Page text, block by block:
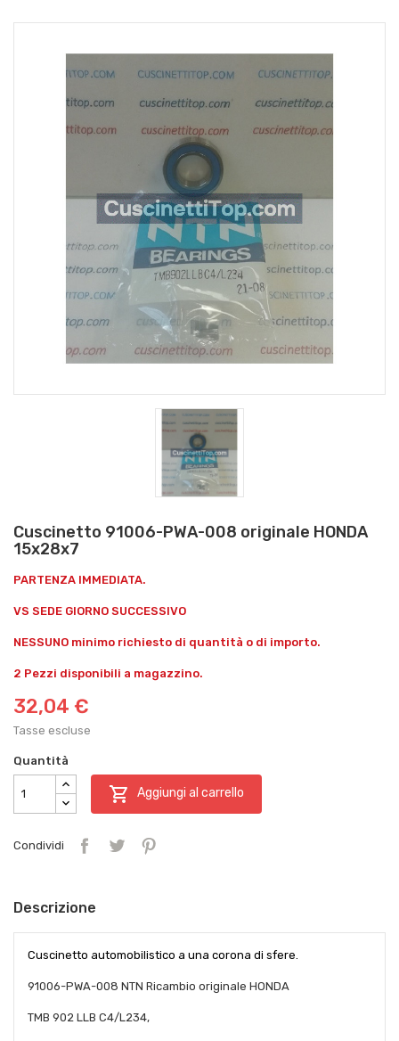
Cuscinetto 91006-PWA-008 originale HONDA
15x28x7
PARTENZA IMMEDIATA.
VS SEDE GIORNO SUCCESSIVO
NESSUNO minimo richiesto di quantità o di importo.
2 Pezzi disponibili a magazzino.
32,04 €
Tasse escluse
Quantità
 Aggiungi al carrello
Condividi
Descrizione
Cuscinetto automobilistico a una corona di sfere.
91006-PWA-008 NTN Ricambio originale HONDA
TMB 902 LLB C4/L234,